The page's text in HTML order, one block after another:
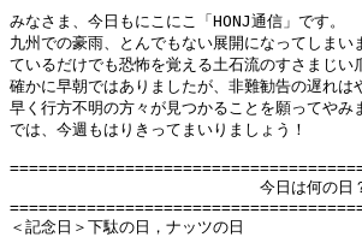
みなさま、今日もにこにこ「HONJ通信」です。
九州での豪雨、とんでもない展開になってしま
ているだけでも恐怖を覚える土石流のすさまじ
確かに早朝ではありましたが、非難勧告の遅れは
早く行方不明の方々が見つかることを願ってやみ
では、今週もはりきってまいりましょう！
今日は何の日
＜記念日＞下駄の日，ナッツの日